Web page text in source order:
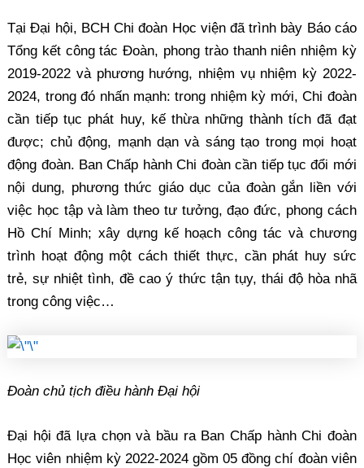
Tại Đại hội, BCH Chi đoàn Học viện đã trình bày Báo cáo
Tổng kết công tác Đoàn, phong trào thanh niên nhiệm kỳ
2019-2022 và phương hướng, nhiệm vụ nhiệm kỳ 2022-
2024, trong đó nhấn mạnh: trong nhiệm kỳ mới, Chi đoàn
cần tiếp tục phát huy, kế thừa những thành tích đã đạt
được; chủ động, mạnh dạn và sáng tạo trong mọi hoạt
động đoàn. Ban Chấp hành Chi đoàn cần tiếp tục đổi mới
nội dung, phương thức giáo dục của đoàn gắn liền với
việc học tập và làm theo tư tưởng, đạo đức, phong cách
Hồ Chí Minh; xây dựng kế hoạch công tác và chương
trình hoạt động một cách thiết thực, cần phát huy sức
trẻ, sự nhiệt tình, đề cao ý thức tận tụy, thái độ hòa nhã
trong công việc…
Đoàn chủ tịch điều hành Đại hội
Đại hội đã lựa chọn và bầu ra Ban Chấp hành Chi đoàn
Học viên nhiệm kỳ 2022-2024 gồm 05 đồng chí đoàn viên